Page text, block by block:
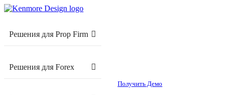
Решения для Prop Firm
Решения для Forex
Получить Демо